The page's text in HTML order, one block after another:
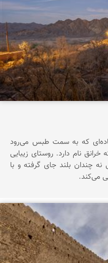
کیلومتر در جاده‌ای که به سمت طبس می‌رود
خرانق نام دارد. روستای زیبایی
نه چندان بلند جای گرفته و با
می‌کند.